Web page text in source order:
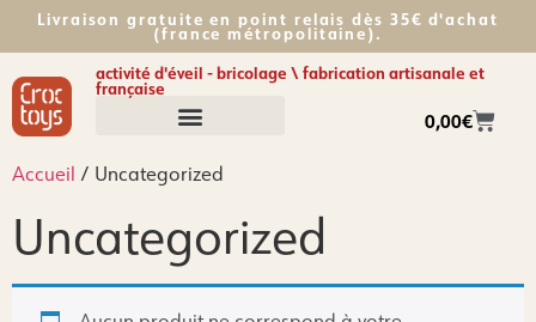
Livraison gratuite en point relais dès 35€ d'achat
(france métropolitaine).​
activité d'éveil - bricolage \ fabrication artisanale et
française
0,00€
Accueil / Uncategorized
Uncategorized